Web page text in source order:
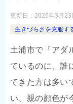
更新日： 2026年3月23
生きづらさを克服す
土浦市で「アダ
ているのに、誰
てきた方は多い
い、親の顔色が